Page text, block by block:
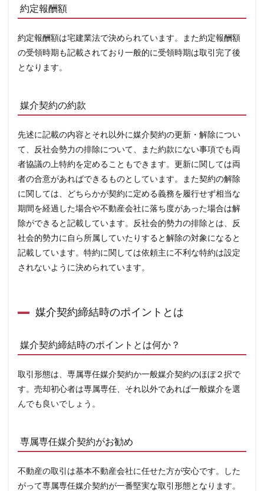
とは
何
2.2
専属
専任
媒介
勧め
2.3
一般
媒介
契約
勧め
の場
2.4
媒介
契約
書の
中身
をチ
クす
不動
産会
担当
者は
信頼
ける
か
3
約
と
わ
約定報酬額
約定報酬額は宅建業法で決められています。また約定報酬額
の受領時期も記載されており一般的に受領時期は取引完了後
となります。
媒介契約の約款
先述に記載の内容とそれ以外に媒介契約の更新・解除につい
て、反社会勢力の排除について、また約款にない事項でも両
者協議の上特約を定めることもできます。更新に関しては両
者の合意があればできるものとしています。また契約の解除
に関しては、どちらかが契約に定める義務を履行せず相当な
期間を経過した場合や不動産会社に落ち度があった場合は解
除ができると記載しています。反社会的勢力の排除とは、反
社会的勢力に自ら所属していたりすると解除の対象になると
記載しています。特約に関しては依頼主に不利な特約は設定
されないように決められています。
媒介契約締結時のポイントとは
媒介契約締結時のポイントとは何か？
取引形態は、専属専任媒介契約か一般媒介契約のほぼ２択で
す。売却初心者は専属専任、それ以外であれば一般媒介を選
んでも良いでしょう。
専属専任媒介契約がお勧め
不動産の取引は基本不動産会社に任せた方が安心です。した
がって専属専任媒介契約が一番堅実な取引形態となります。